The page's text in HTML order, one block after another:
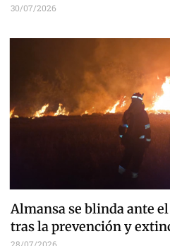
30/07/2026
Almansa se blinda ante
tras la prevención y